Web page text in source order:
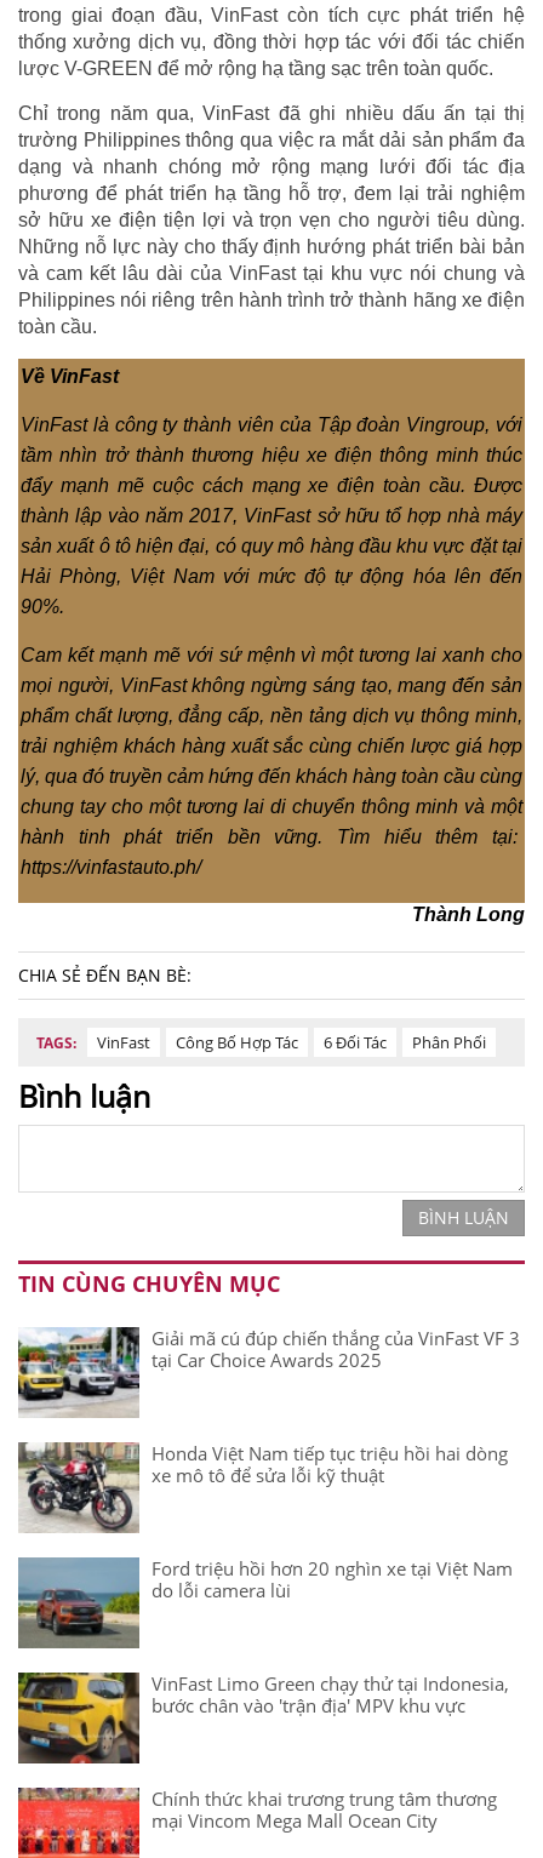
trong giai đoạn đầu, VinFast còn tích cực phát triển hệ
thống xưởng dịch vụ, đồng thời hợp tác với đối tác chiến
lược V-GREEN để mở rộng hạ tầng sạc trên toàn quốc.
Chỉ trong năm qua, VinFast đã ghi nhiều dấu ấn tại thị
trường Philippines thông qua việc ra mắt dải sản phẩm đa
dạng và nhanh chóng mở rộng mạng lưới đối tác địa
phương để phát triển hạ tầng hỗ trợ, đem lại trải nghiệm
sở hữu xe điện tiện lợi và trọn vẹn cho người tiêu dùng.
Những nỗ lực này cho thấy định hướng phát triển bài bản
và cam kết lâu dài của VinFast tại khu vực nói chung và
Philippines nói riêng trên hành trình trở thành hãng xe điện
toàn cầu.
Về VinFast
VinFast là công ty thành viên của Tập đoàn Vingroup, với
tầm nhìn trở thành thương hiệu xe điện thông minh thúc
đẩy mạnh mẽ cuộc cách mạng xe điện toàn cầu. Được
thành lập vào năm 2017, VinFast sở hữu tổ hợp nhà máy
sản xuất ô tô hiện đại, có quy mô hàng đầu khu vực đặt tại
Hải Phòng, Việt Nam với mức độ tự động hóa lên đến
90%.
Cam kết mạnh mẽ với sứ mệnh vì một tương lai xanh cho
mọi người, VinFast không ngừng sáng tạo, mang đến sản
phẩm chất lượng, đẳng cấp, nền tảng dịch vụ thông minh,
trải nghiệm khách hàng xuất sắc cùng chiến lược giá hợp
lý, qua đó truyền cảm hứng đến khách hàng toàn cầu cùng
chung tay cho một tương lai di chuyển thông minh và một
hành tinh phát triển bền vững. Tìm hiểu thêm tại:
https://vinfastauto.ph/
Thành Long
CHIA SẺ ĐẾN BẠN BÈ:
TAGS: VinFast Công Bố Hợp Tác 6 Đối Tác Phân Phối
Bình luận
BÌNH LUẬN
TIN CÙNG CHUYÊN MỤC
Giải mã cú đúp chiến thắng của VinFast VF 3
tại Car Choice Awards 2025
Honda Việt Nam tiếp tục triệu hồi hai dòng
xe mô tô để sửa lỗi kỹ thuật
Ford triệu hồi hơn 20 nghìn xe tại Việt Nam
do lỗi camera lùi
VinFast Limo Green chạy thử tại Indonesia,
bước chân vào 'trận địa' MPV khu vực
Chính thức khai trương trung tâm thương
mại Vincom Mega Mall Ocean City